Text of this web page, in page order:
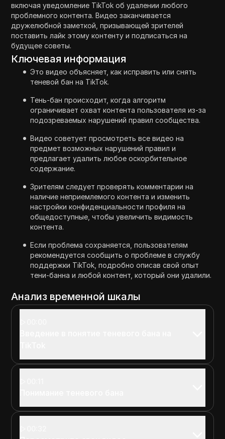
включая уведомление TikTok об удалении любого
проблемного контента. Видео заканчивается
дружелюбной заметкой, призывающей зрителей
поставить лайк этому контенту и подписаться на
будущее советы.
Ключевая информация
Это видео объясняет, как исправить или снять
теневой бан на TikTok.
Тень-бан происходит, когда алгоритм
ограничивает охват контента пользователя из-за
подозреваемых нарушений правил сообщества.
Видео советует просмотреть все видео на
предмет возможных нарушений правил и
предлагает удалить любое оскорбительное
содержание.
Зрителям следует проверять комментарии на
наличие неприемлемого контента и изменить
настройки конфиденциальности профиля на
общедоступные, чтобы увеличить видимость
контента.
Если проблема сохраняется, пользователям
рекомендуется сообщить о проблеме в службу
поддержки TikTok, подробно описав свой опыт
тени-банна и любой контент, который они удалили.
Анализ временной шкалы